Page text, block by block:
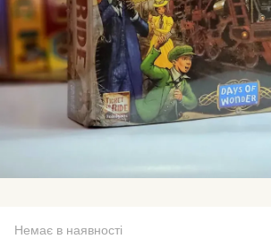
Немає в наявності